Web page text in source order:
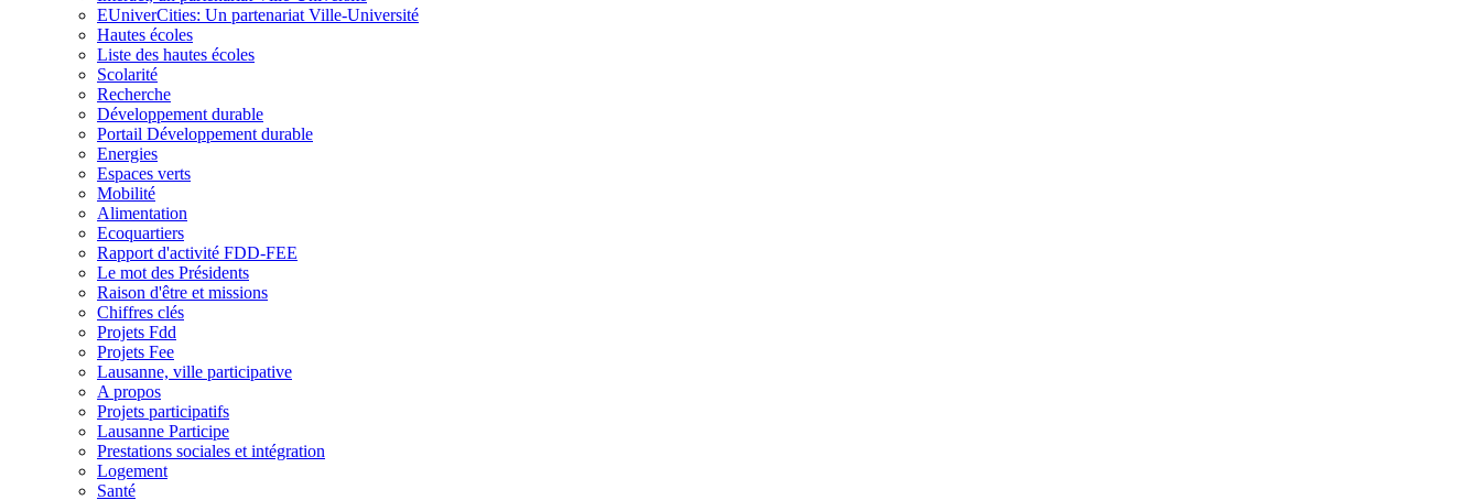
EUniverCities: Un partenariat Ville-Université
Hautes écoles
Liste des hautes écoles
Scolarité
Recherche
Développement durable
Portail Développement durable
Energies
Espaces verts
Mobilité
Alimentation
Ecoquartiers
Rapport d'activité FDD-FEE
Le mot des Présidents
Raison d'être et missions
Chiffres clés
Projets Fdd
Projets Fee
Lausanne, ville participative
A propos
Projets participatifs
Lausanne Participe
Prestations sociales et intégration
Logement
Santé